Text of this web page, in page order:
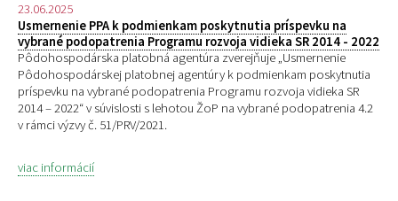
23.06.2025
Usmernenie PPA k podmienkam poskytnutia príspevku na
vybrané podopatrenia Programu rozvoja vidieka SR 2014 - 2022
Pôdohospodárska platobná agentúra zverejňuje „Usmernenie
Pôdohospodárskej platobnej agentúry k podmienkam poskytnutia
príspevku na vybrané podopatrenia Programu rozvoja vidieka SR
2014 – 2022“ v súvislosti s lehotou ŽoP na vybrané podopatrenia 4.2
v rámci výzvy č. 51/PRV/2021.
viac informácií